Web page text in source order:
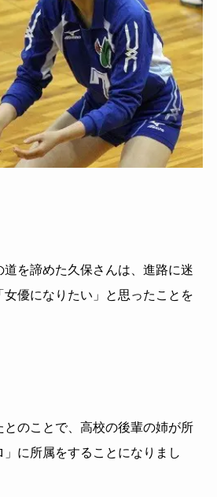
を諦めた久保さんは、進路に迷
女優になりたい」と思ったことを
のことで、高校の後輩の姉が所
に所属をすることになりまし